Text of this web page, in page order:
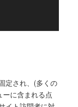
定され、(多くの
に含まれる点